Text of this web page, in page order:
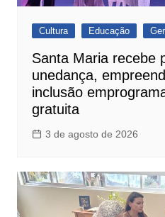
Cultura Educação
Santa Maria recebe
unedança,
inclusão
gratuita
3 de agosto de 2026